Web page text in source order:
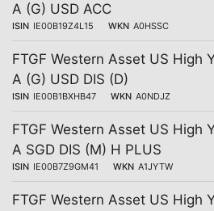
A (G) USD ACC
ISIN IE00B19Z4L15 WKN A0HSSC
FTGF Western Asset US High
A (G) USD DIS (D)
ISIN IE00B1BXHB47 WKN A0NDJZ
FTGF Western Asset US High
A SGD DIS (M) H PLUS
ISIN IE00B7Z9GM41 WKN A1JYTW
FTGF Western Asset US High